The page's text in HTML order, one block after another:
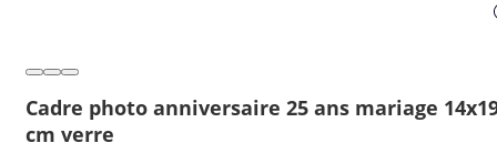
Cadre photo anniversaire 25 ans mariage
cm verre